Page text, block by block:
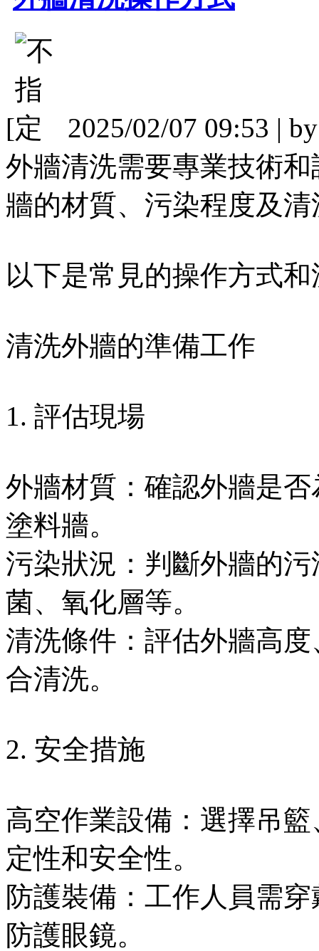
[
2025/02/07 09:53 |
外牆清洗需要專業技術
牆的材質、污染程度及
以下是常見的操作方式
清洗外牆的準備工作
1. 評估現場
外牆材質：確認外牆是
塗料牆。
污染狀況：判斷外牆的
菌、氧化層等。
清洗條件：評估外牆高
合清洗。
2. 安全措施
高空作業設備：選擇吊
定性和安全性。
防護裝備：工作人員需
防護眼鏡。